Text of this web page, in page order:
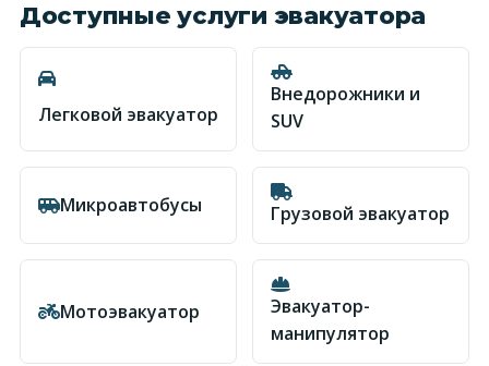
Доступные услуги эвакуатора
Легковой эвакуатор
Внедорожники и
SUV
Микроавтобусы Грузовой эвакуатор
Мотоэвакуатор
Эвакуатор-
манипулятор